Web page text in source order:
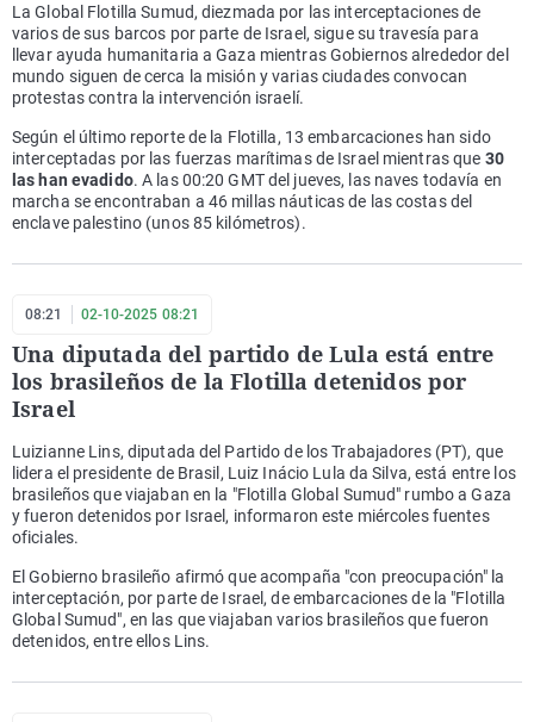
La Global Flotilla Sumud, diezmada por las interceptaciones de
varios de sus barcos por parte de Israel, sigue su travesía para
llevar ayuda humanitaria a Gaza mientras Gobiernos alrededor del
mundo siguen de cerca la misión y varias ciudades convocan
protestas contra la intervención israelí.
Según el último reporte de la Flotilla, 13 embarcaciones han sido
interceptadas por las fuerzas marítimas de Israel mientras que 30
las han evadido. A las 00:20 GMT del jueves, las naves todavía en
marcha se encontraban a 46 millas náuticas de las costas del
enclave palestino (unos 85 kilómetros).
08:21 02-10-2025 08:21
Una diputada del partido de Lula está entre
los brasileños de la Flotilla detenidos por
Israel
Luizianne Lins, diputada del Partido de los Trabajadores (PT), que
lidera el presidente de Brasil, Luiz Inácio Lula da Silva, está entre los
brasileños que viajaban en la "Flotilla Global Sumud" rumbo a Gaza
y fueron detenidos por Israel, informaron este miércoles fuentes
oficiales.
El Gobierno brasileño afirmó que acompaña "con preocupación" la
interceptación, por parte de Israel, de embarcaciones de la "Flotilla
Global Sumud", en las que viajaban varios brasileños que fueron
detenidos, entre ellos Lins.